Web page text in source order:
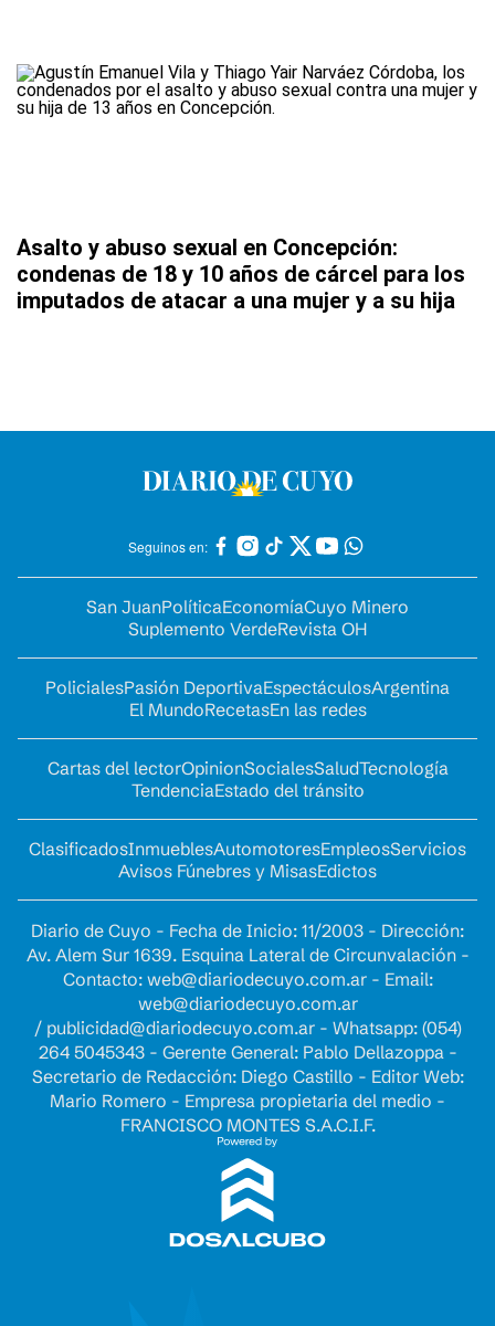
Asalto y abuso sexual en Concepción:
condenas de 18 y 10 años de cárcel para los
imputados de atacar a una mujer y a su hija
Seguinos en:
San JuanPolíticaEconomíaCuyo Minero
Suplemento VerdeRevista OH
PolicialesPasión DeportivaEspectáculosArgentina
El MundoRecetasEn las redes
Cartas del lectorOpinionSocialesSaludTecnología
TendenciaEstado del tránsito
ClasificadosInmueblesAutomotoresEmpleosServicios
Avisos Fúnebres y MisasEdictos
Diario de Cuyo - Fecha de Inicio: 11/2003 - Dirección:
Av. Alem Sur 1639. Esquina Lateral de Circunvalación -
Contacto: web@diariodecuyo.com.ar- Email:
web@diariodecuyo.com.ar
/ publicidad@diariodecuyo.com.ar- Whatsapp: (054)
264 5045343 - Gerente General: Pablo Dellazoppa -
Secretario de Redacción: Diego Castillo - Editor Web:
Mario Romero - Empresa propietaria del medio -
FRANCISCO MONTES S.A.C.I.F.